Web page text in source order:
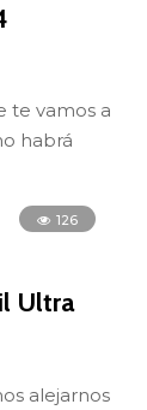
te vamos a
habrá
126
Ultra
alejarnos